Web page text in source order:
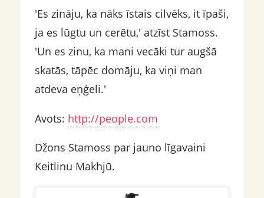
'Es zināju, ka nāks īstais cilvēks, it īpaši,
ja es lūgtu un cerētu,' atzīst Stamoss.
'Un es zinu, ka mani vecāki tur augšā
skatās, tāpēc domāju, ka viņi man
atdeva eņģeli.'
Avots: http://people.com
Džons Stamoss par jauno līgavaini
Keitlinu Makhjū.